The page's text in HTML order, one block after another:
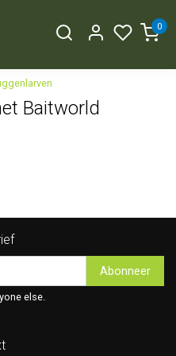
0
Baitworld
Abonneer
else.